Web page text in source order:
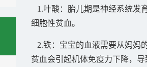
1.叶酸：胎儿期是神经系统发
细胞性贫血。
2.铁：宝宝的血液需要从妈妈
贫血会引起机体免疫力下降，